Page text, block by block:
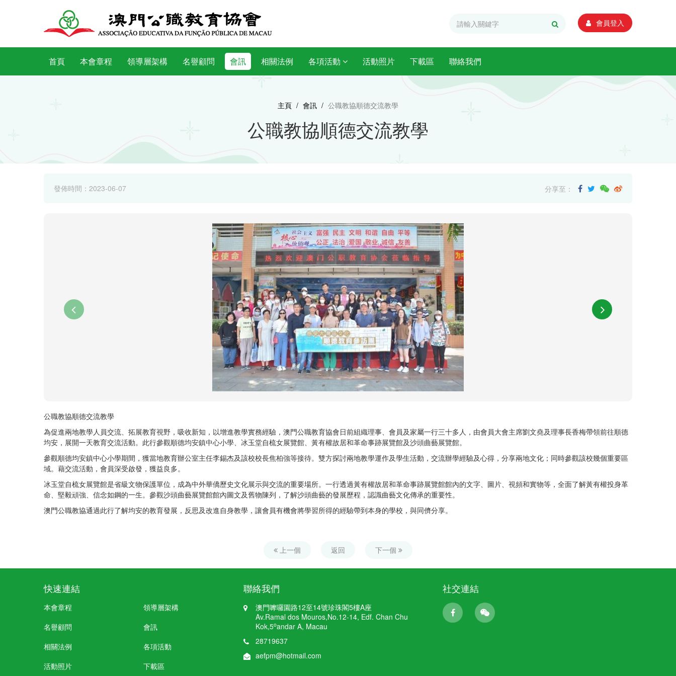
會員登入
首頁 本會章程 領導層架構 名譽顧問 會訊 相關法例 各項活動 活動照片 下載區 聯絡我們
主頁 / 會訊 / 公職教協順德交流教學
公職教協順德交流教學
發佈時間：2023-06-07 分享至：
公職教協順德交流教學
為促進兩地教學人員交流、拓展教育視野，吸收新知，以增進教學實務經驗，澳門公職教育協會日前組織理事、會員及家屬一行三十多人，由會員大會主席劉文堯及理事長香梅帶領前往順德
均安，展開一天教育交流活動。此行參觀順德均安鎮中心小學、冰玉堂自梳女展覽館、黃有權故居和革命事跡展覽館及沙頭曲藝展覽館。
參觀順德均安鎮中心小學期間，獲當地教育辦公室主任李錫杰及該校校長焦柏強等接待。雙方探討兩地教學運作及學生活動，交流辦學經驗及心得，分享兩地文化；同時參觀該校幾個重要區
域。藉交流活動，會員深受啟發，獲益良多。
冰玉堂自梳女展覽館是省級文物保護單位，成為中外華僑歷史文化展示與交流的重要場所。一行透過黃有權故居和革命事跡展覽館館內的文字、圖片、視頻和實物等，全面了解黃有權投身革
命、堅毅頑強、信念如鋼的一生。參觀沙頭曲藝展覽館館內圖文及舊物陳列，了解沙頭曲藝的發展歷程，認識曲藝文化傳承的重要性。
澳門公職教協通過此行了解均安的教育發展，反思及改進自身教學，讓會員有機會將學習所得的經驗帶到本身的學校，與同儕分享。
上一個 返回 下一個
快速連結
本會章程
領導層架構
名譽顧問
會訊
相關法例
各項活動
活動照片
下載區
聯絡我們
澳門嚤囉園路12至14號珍珠閣5樓A座
Av.Ramal dos Mouros,No.12-14, Edf. Chan Chu
Kok,5oandar A, Macau
28719637
aefpm@hotmail.com
社交連結